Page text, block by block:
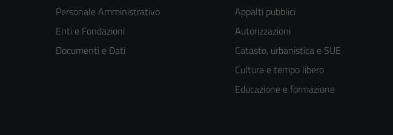
Personale Amministrativo
Enti e Fondazioni
Documenti e Dati
Appalti pubblici
Autorizzazioni
Catasto, urbanistica e SUE
Cultura e tempo libero
Educazione e formazione